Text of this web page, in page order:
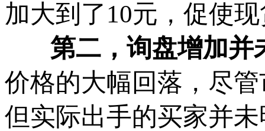
加大到了10元，促使
第二，询盘增加并
价格的大幅回落，尽
但实际出手的买家并